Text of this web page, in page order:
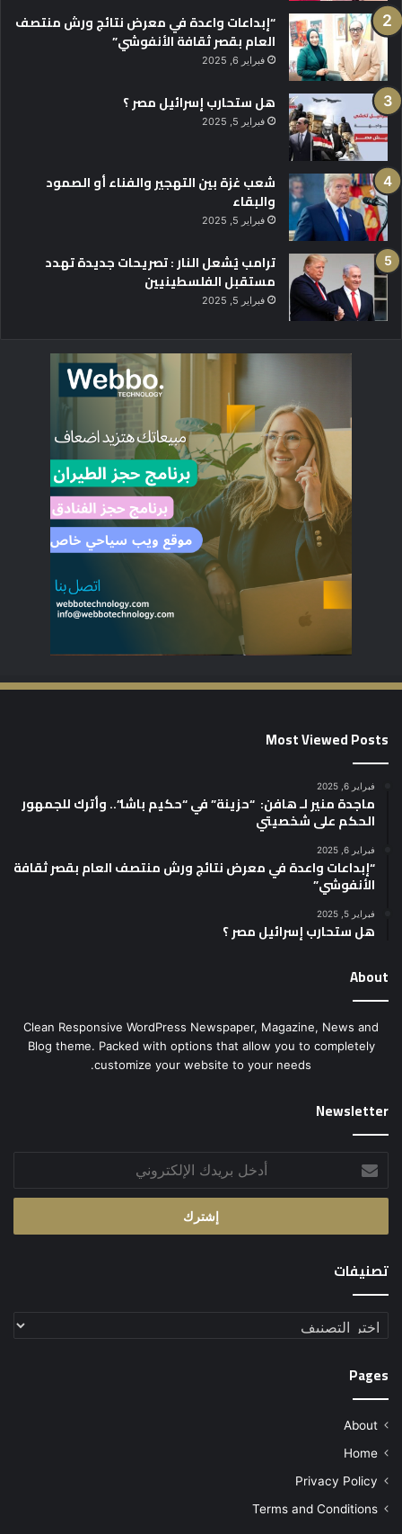
“إبداعات واعدة في معرض نتائج ورش منتصف
العام بقصر ثقافة الأنفوشي”
فبراير 6, 2025
هل ستحارب إسرائيل مصر ؟
فبراير 5, 2025
شعب غزة بين التهجير والفناء أو الصمود
والبقاء
فبراير 5, 2025
ترامب يُشعل النار : تصريحات جديدة تهدد
مستقبل الفلسطينيين
فبراير 5, 2025
Most Viewed Posts
فبراير 6, 2025
ماجدة منير لـ هافن: “حزينة” في “حكيم باشا”.. وأترك للجمهور
الحكم على شخصيتي
فبراير 6, 2025
“إبداعات واعدة في معرض نتائج ورش منتصف العام بقصر ثقافة
الأنفوشي”
فبراير 5, 2025
هل ستحارب إسرائيل مصر ؟
About
Clean Responsive WordPress Newspaper, Magazine, News and
Blog theme. Packed with options that allow you to completely
customize your website to your needs.
Newsletter
بريدك
الإلكتروني
تصنيفات
تصنيفات
Pages
About
Home
Privacy Policy
Terms and Conditions